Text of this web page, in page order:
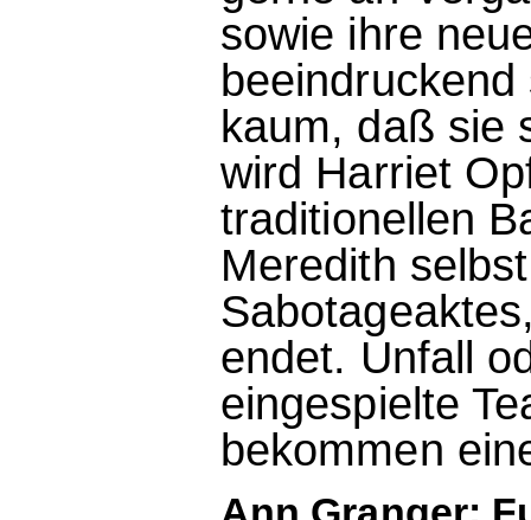
sowie ihre
kaum, daß sie
wird Harriet
traditionellen
Meredith
endet. Unfall
eingespielte
bekommen